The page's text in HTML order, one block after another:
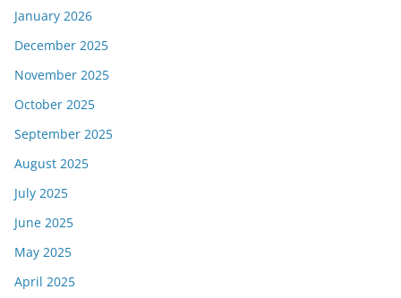
January 2026
December 2025
November 2025
October 2025
September 2025
August 2025
July 2025
June 2025
May 2025
April 2025